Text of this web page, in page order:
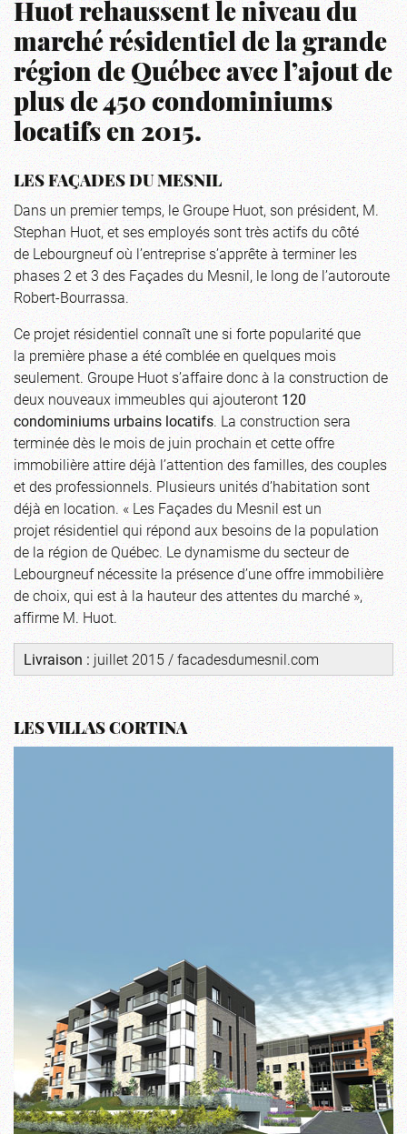
Huot rehaussent le niveau du
marché résidentiel de la grande
région de Québec avec l’ajout de
plus de 450 condominiums
locatifs en 2015.
LES FAÇADES DU MESNIL
Dans un premier temps, le Groupe Huot, son président, M.
Stephan Huot, et ses employés sont très actifs du côté
de Lebourgneuf où l’entreprise s’apprête à terminer les
phases 2 et 3 des Façades du Mesnil, le long de l’autoroute
Robert-Bourrassa.
Ce projet résidentiel connaît une si forte popularité que
la première phase a été comblée en quelques mois
seulement. Groupe Huot s’affaire donc à la construction de
deux nouveaux immeubles qui ajouteront120
condominiums urbains locatifs. La construction sera
terminée dès le mois de juin prochain et cette offre
immobilière attire déjà l’attention des familles, des couples
et des professionnels. Plusieurs unités d’habitation sont
déjà en location. « Les Façades du Mesnil est un
projet résidentiel qui répond aux besoins de la population
de la région de Québec. Le dynamisme du secteur de
Lebourgneuf nécessite la présence d’une offre immobilière
de choix, qui est à la hauteur des attentes du marché »,
affirme M. Huot.
Livraison : juillet 2015 /facadesdumesnil.com
LES VILLAS CORTINA